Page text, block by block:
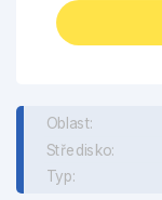
Oblast:
Středisko:
Typ: